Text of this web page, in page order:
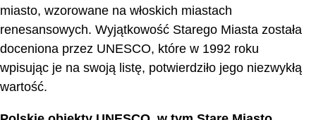
miasto, wzorowane na włoskich miastach
renesansowych. Wyjątkowość Starego Miasta została
doceniona przez UNESCO, które w 1992 roku
wpisując je na swoją listę, potwierdziło jego niezwykłą
wartość.